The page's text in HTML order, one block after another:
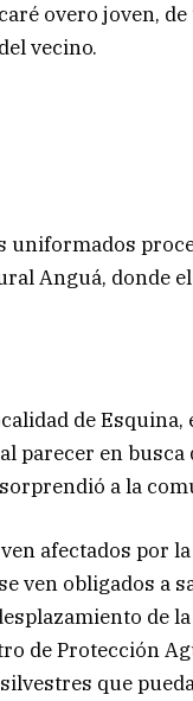
overo joven,
vecino.
uniformados
Anguá, donde
de
parecer en
a la
afectados por
ven obligados a
de
de Protección
que